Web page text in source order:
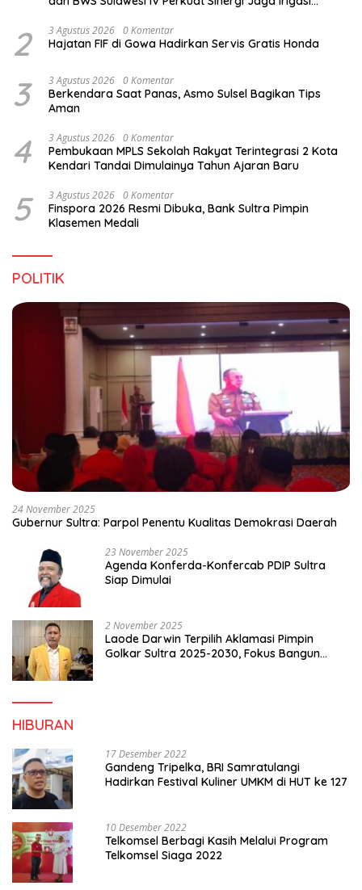
2 3 Agustus 2026 0 Komentar
Hajatan FIF di Gowa Hadirkan Servis Gratis Honda
3 3 Agustus 2026 0 Komentar
Berkendara Saat Panas, Asmo Sulsel Bagikan Tips
Aman
4 3 Agustus 2026 0 Komentar
Pembukaan MPLS Sekolah Rakyat Terintegrasi 2 Kota
Kendari Tandai Dimulainya Tahun Ajaran Baru
5 3 Agustus 2026 0 Komentar
Finspora 2026 Resmi Dibuka, Bank Sultra Pimpin
Klasemen Medali
POLITIK
24 November 2025
Gubernur Sultra: Parpol Penentu Kualitas Demokrasi Daerah
23 November 2025
Agenda Konferda-Konfercab PDIP Sultra
Siap Dimulai
2 November 2025
Laode Darwin Terpilih Aklamasi Pimpin
Golkar Sultra 2025-2030, Fokus Bangun
HIBURAN
17 Desember 2022
Gandeng Tripelka, BRI Samratulangi
Hadirkan Festival Kuliner UMKM di HUT ke 127
10 Desember 2022
Telkomsel Berbagi Kasih Melalui Program
Telkomsel Siaga 2022